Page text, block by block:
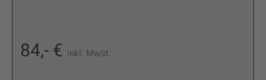
84,- € inkl. MwSt.